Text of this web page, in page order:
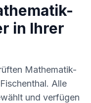
in Ihrer
Mathematik-
Fischenthal. Alle
und verfügen